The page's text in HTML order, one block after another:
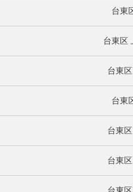
台東
台東区
台東
台東
台東
台東